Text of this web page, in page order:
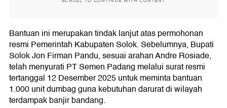
Bantuan ini merupakan tindak lanjut atas permohonan
resmi Pemerintah Kabupaten Solok. Sebelumnya, Bupati
Solok Jon Firman Pandu, sesuai arahan Andre Rosiade,
telah menyurati PT Semen Padang melalui surat resmi
tertanggal 12 Desember 2025 untuk meminta bantuan
1.000 unit dumbag guna kebutuhan darurat di wilayah
terdampak banjir bandang.